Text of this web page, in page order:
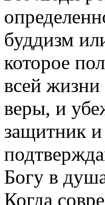
буддизм
которое
всей жизни
веры, и
защитник
Богу в
Когда